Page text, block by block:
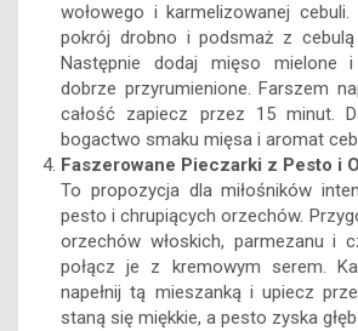
wołowego i karmelizowanej
pokrój drobno i podsmaż z cebulą
Następnie dodaj mięso mielone
dobrze przyrumienione. Farszem
całość zapiecz przez 15 minut.
bogactwo smaku mięsa i aromat
Faszerowane Pieczarki z Pesto i
To propozycja dla miłośników
pesto i chrupiących orzechów.
orzechów włoskich, parmezanu i
połącz je z kremowym serem.
napełnij tą mieszanką i upiecz
staną się miękkie, a pesto zyska